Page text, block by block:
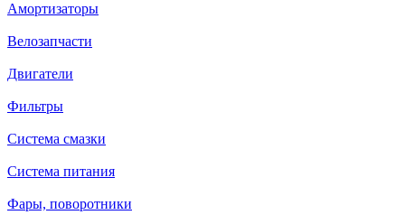
Амортизаторы
Велозапчасти
Двигатели
Фильтры
Система смазки
Система питания
Фары, поворотники